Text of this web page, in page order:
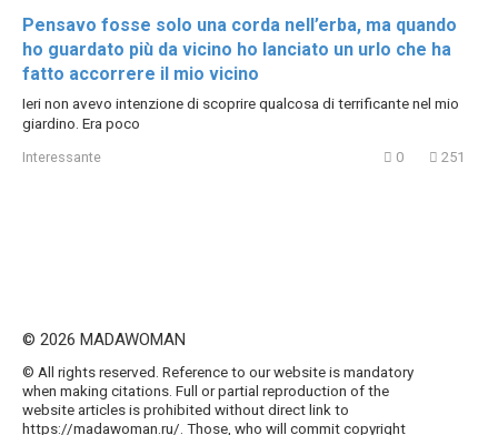
Pensavo fosse solo una corda nell’erba, ma quando
ho guardato più da vicino ho lanciato un urlo che ha
fatto accorrere il mio vicino
Ieri non avevo intenzione di scoprire qualcosa di terrificante nel mio
giardino. Era poco
Interessante 0 251
© 2026 MADAWOMAN
© All rights reserved. Reference to our website is mandatory
when making citations. Full or partial reproduction of the
website articles is prohibited without direct link to
https://madawoman.ru/. Those, who will commit copyright